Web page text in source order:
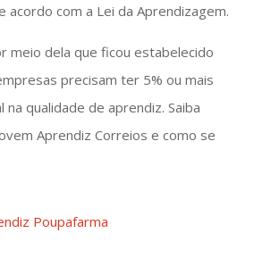
acordo com a Lei da Aprendizagem.
meio dela que ficou estabelecido
precisam ter 5% ou mais
na qualidade de aprendiz. Saiba
Aprendiz Correios e como se
Poupafarma